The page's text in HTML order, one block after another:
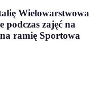
Wielowarstwowa
podczas zajęć na
ramię Sportowa